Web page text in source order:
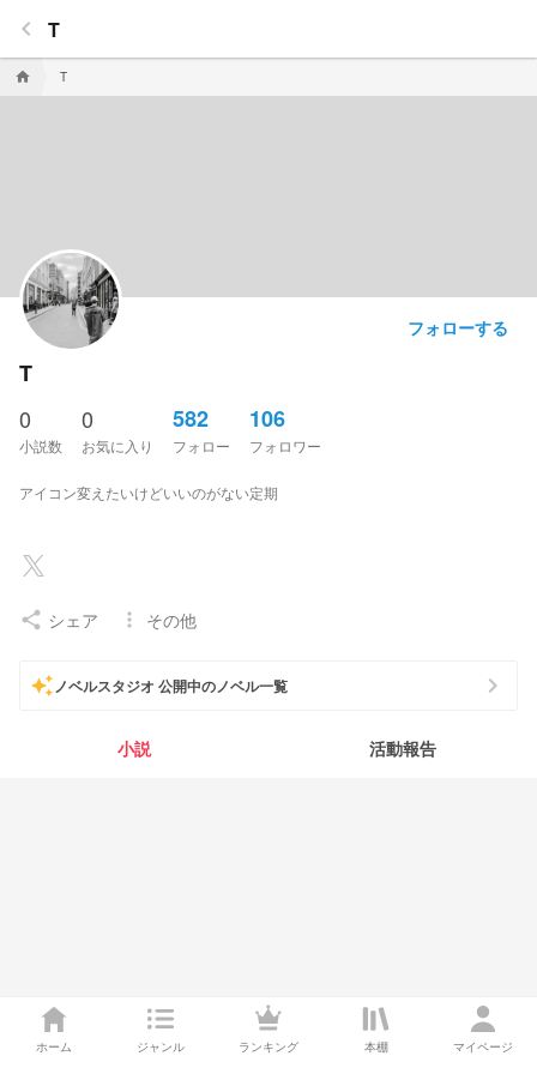
ホーム ジャンル ランキング 本棚 マイページ
home T
keyboard_arrow_left T
フォローする
T
0
小説数
0
お気に入り
582
フォロー
106
フォロワー
アイコン変えたいけどいいのがない定期
share シェア more_vert その他
auto_awesomeノベルスタジオ 公開中のノベル一覧 chevron_right
小説 活動報告